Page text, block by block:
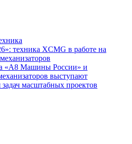
техника XCMG в работе на
«А8 Машины России» и
выступают
масштабных проектов